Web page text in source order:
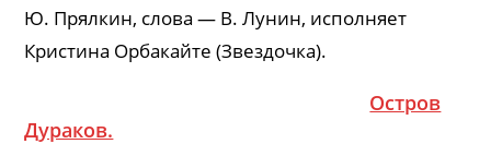
Ю. Прялкин, слова — В. Лунин, исполняет
Кристина Орбакайте (Звездочка).
Остров
Дураков.